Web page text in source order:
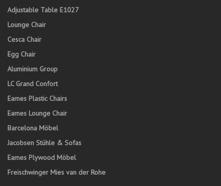
Adjustable Table E1027
Lounge Chair
Cesca Chair
Egg Chair
Aluminium Group
LC Grand Confort
Eames Plastic Chairs
Eames Lounge Chair
Barcelona Möbel
Jacobsen Stühle & Sofas
Eames Plywood Möbel
Freischwinger Mies van der Rohe